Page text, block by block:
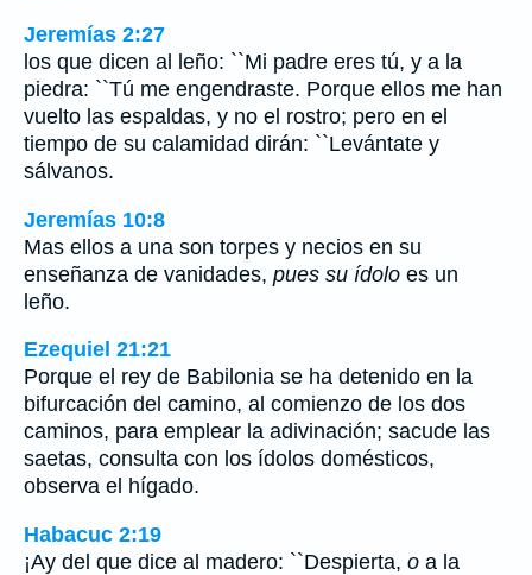
Jeremías 2:27
los que dicen al leño: ``Mi padre eres tú, y a la
piedra: ``Tú me engendraste. Porque ellos me han
vuelto las espaldas, y no el rostro; pero en el
tiempo de su calamidad dirán: ``Levántate y
sálvanos.
Jeremías 10:8
Mas ellos a una son torpes y necios en su
enseñanza de vanidades, pues su ídolo es un
leño.
Ezequiel 21:21
Porque el rey de Babilonia se ha detenido en la
bifurcación del camino, al comienzo de los dos
caminos, para emplear la adivinación; sacude las
saetas, consulta con los ídolos domésticos,
observa el hígado.
Habacuc 2:19
¡Ay del que dice al madero: ``Despierta, o a la